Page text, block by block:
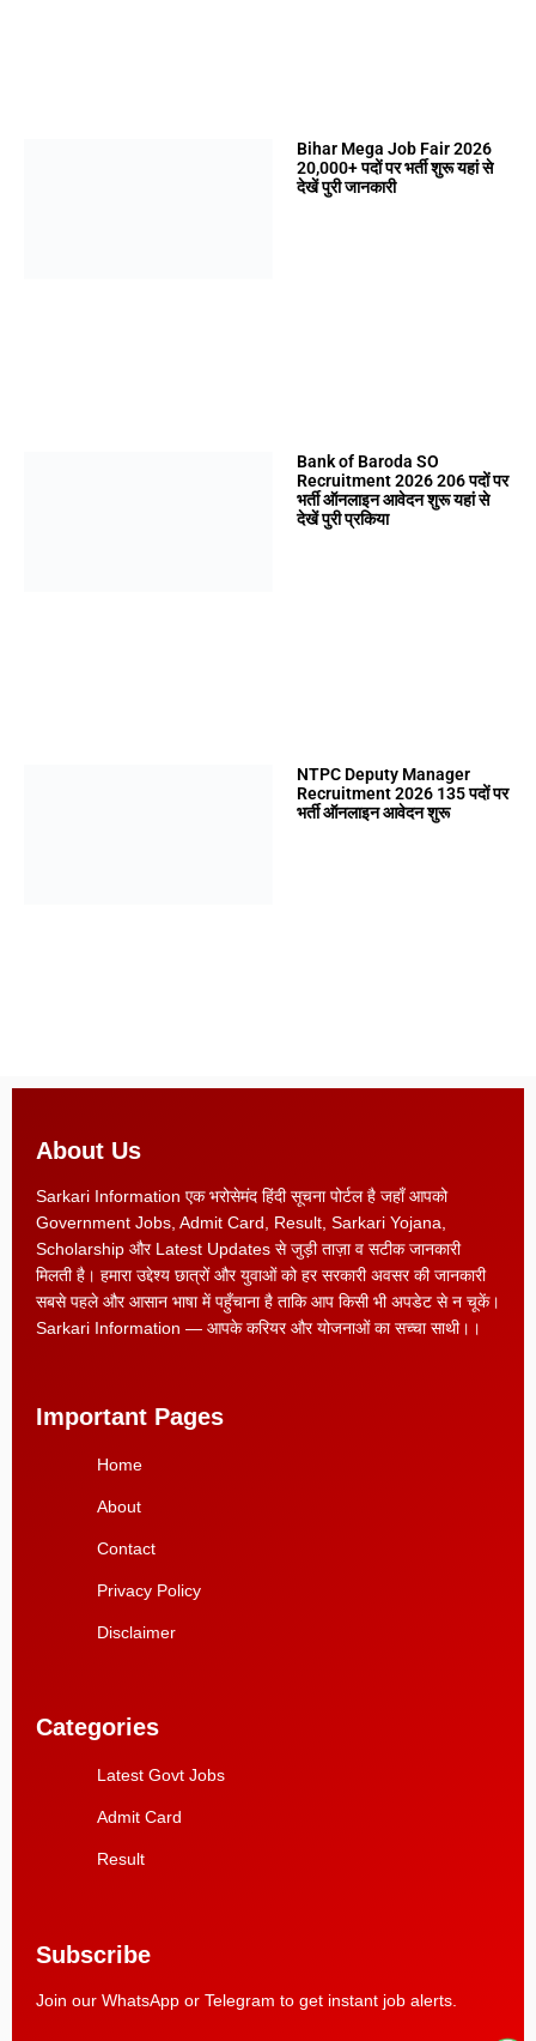
Bihar Mega Job Fair 2026
20,000+ पदों पर भर्ती शुरू यहां से
देखें पुरी जानकारी
Bank of Baroda SO
Recruitment 2026 206 पदों पर
भर्ती ऑनलाइन आवेदन शुरू यहां से
देखें पुरी प्रकिया
NTPC Deputy Manager
Recruitment 2026 135 पदों पर
भर्ती ऑनलाइन आवेदन शुरू
About Us
Sarkari Information एक भरोसेमंद हिंदी सूचना पोर्टल है जहाँ आपको
Government Jobs, Admit Card, Result, Sarkari Yojana,
Scholarship और Latest Updates से जुड़ी ताज़ा व सटीक जानकारी
मिलती है। हमारा उद्देश्य छात्रों और युवाओं को हर सरकारी अवसर की जानकारी
सबसे पहले और आसान भाषा में पहुँचाना है ताकि आप किसी भी अपडेट से न चूकें।
Sarkari Information — आपके करियर और योजनाओं का सच्चा साथी।।
Important Pages
Home
About
Contact
Privacy Policy
Disclaimer
Categories
Latest Govt Jobs
Admit Card
Result
Subscribe
Join our WhatsApp or Telegram to get instant job alerts.